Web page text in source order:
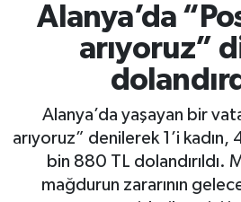
Alanya’da
arıyoruz”
Alanya’da yaşayan bir
arıyoruz” denilerek 1’i kadın,
bin 880 TL dolandırıldı.
mağdurun zararının
Ekonomi
Haber Arşivi